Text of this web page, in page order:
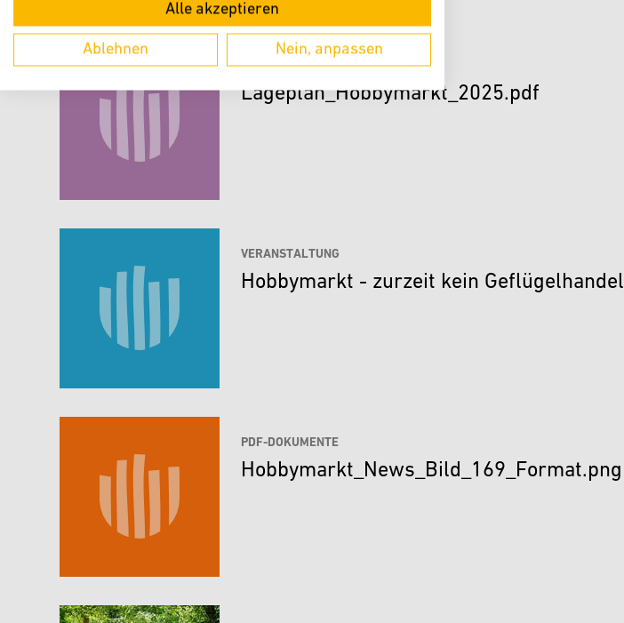
PDF-DOKUMENTE
Lageplan_Hobbymarkt_2025.pdf
VERANSTALTUNG
Hobbymarkt - zurzeit kein Geflügelhandel
PDF-DOKUMENTE
Hobbymarkt_News_Bild_169_Format.png
Alle akzeptieren
Ablehnen Nein, anpassen